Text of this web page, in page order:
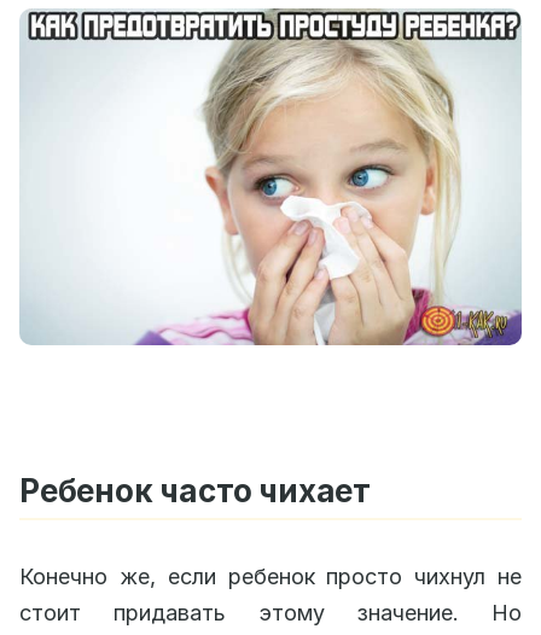
Ребенок часто чихает
Конечно же, если ребенок просто чихнул не
стоит придавать этому значение. Но